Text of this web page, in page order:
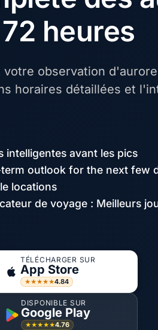
heures
votre observation
horaires détaillées et
intelligentes avant les pics
outlook for the next few
locations
de voyage : Meilleurs
TÉLÉCHARGER SUR
App Store
★★★★★4.84
DISPONIBLE SUR
Google Play
★★★★★4.76